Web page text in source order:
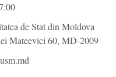
de Stat din Moldova
Mateevici 60, MD-2009